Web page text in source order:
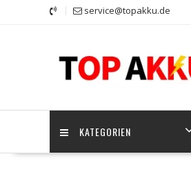
service@topakku.de
KATEGORIEN